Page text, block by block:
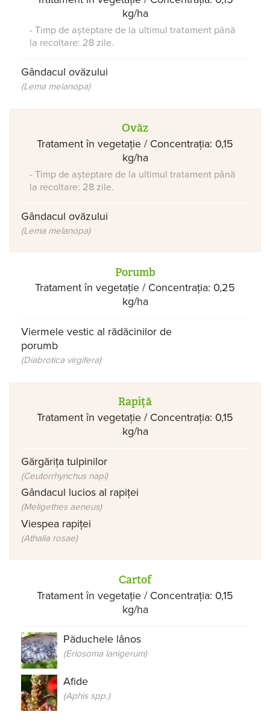
kg/ha
- Timp de așteptare de la ultimul tratament până
la recoltare: 28 zile.
Gândacul ovăzului
(Lema melanopa)
Ovăz
Tratament în vegetație / Concentrația: 0,15
kg/ha
- Timp de așteptare de la ultimul tratament până
la recoltare: 28 zile.
Gândacul ovăzului
(Lema melanopa)
Porumb
Tratament în vegetație / Concentrația: 0,25
kg/ha
Viermele vestic al rădăcinilor de
porumb
(Diabrotica virgifera)
Rapiță
Tratament în vegetație / Concentrația: 0,15
kg/ha
Gărgărița tulpinilor
(Ceutorrhynchus napi)
Gândacul lucios al rapiței
(Meligethes aeneus)
Viespea rapiței
(Athalia rosae)
Cartof
Tratament în vegetație / Concentrația: 0,15
kg/ha
Păduchele lânos
(Eriosoma lanigerum)
Afide
(Aphis spp.)